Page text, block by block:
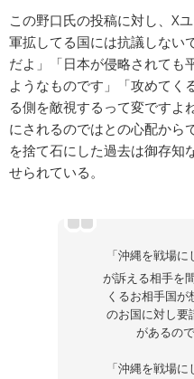
この野口氏の投稿に対し、X
軍拡してる国には抗議しない
だよ」「日本が侵略されても
ようなものです」「攻めてく
る側を敵視するって変ですよ
にされるのではとの心配から
を捨て石にした過去は御存知
せられている。
「沖縄を戦場
が訴える相手を
くるお相手国
のお国に対し要
があるの
「沖縄を戦場